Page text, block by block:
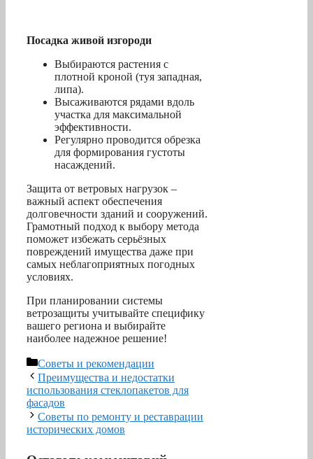
Посадка живой изгороди
Выбираются растения с
плотной кроной (туя западная,
липа).
Высаживаются рядами вдоль
участка для максимальной
эффективности.
Регулярно проводится обрезка
для формирования густоты
насаждений.
Защита от ветровых нагрузок –
важный аспект обеспечения
долговечности зданий и сооружений.
Грамотный подход к выбору метода
поможет избежать серьёзных
повреждений имущества даже при
самых неблагоприятных погодных
условиях.
При планировании системы
ветрозащиты учитывайте специфику
вашего региона и выбирайте
наиболее надежное решение!
Рубрики
Советы и рекомендации
Преимущества и недостатки
использования стеклопакетов для
фасадов
Советы по ремонту и реставрации
исторических домов